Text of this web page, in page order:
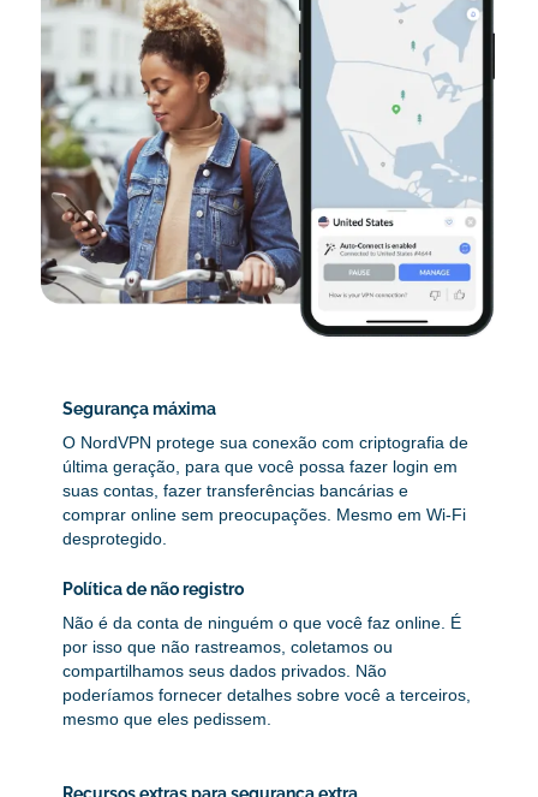
Segurança máxima
O NordVPN protege sua conexão com criptografia de
última geração, para que você possa fazer login em
suas contas, fazer transferências bancárias e
comprar online sem preocupações. Mesmo em Wi-Fi
desprotegido.
Política de não registro
Não é da conta de ninguém o que você faz online. É
por isso que não rastreamos, coletamos ou
compartilhamos seus dados privados. Não
poderíamos fornecer detalhes sobre você a terceiros,
mesmo que eles pedissem.
Recursos extras para segurança extra